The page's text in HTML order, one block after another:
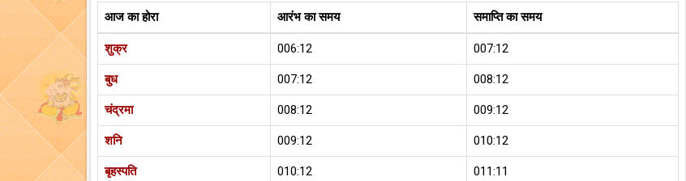
आज का होरा आरंभ का समय समाप्ति का समय
शुक्र 006:12 007:12
बुध 007:12 008:12
चंद्रमा 008:12 009:12
शनि 009:12 010:12
बृहस्पति 010:12 011:11